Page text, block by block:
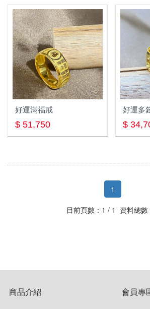
處女座8/23~9/22
天秤座9/23~10/23
天蠍座10/24~11/22
射手座11/23~12/21
摩羯座12/22~1/19
黃金女戒
神明金牌系列
白金Platinum
白金項鍊
結婚Wedding
兒童專區Baby
節日Festival
銀飾Silver
好運滿福戒
$ 51,750
好運多
$
1
目前頁數：1 / 1 資料總數
商品介紹 會員專